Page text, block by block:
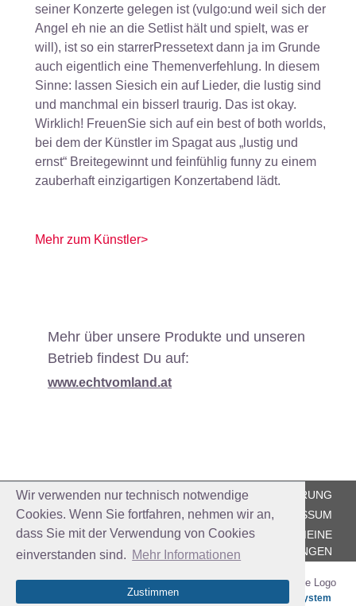
Wir verwenden nur technisch notwendige
Cookies. Wenn Sie fortfahren, nehmen wir an,
dass Sie mit der Verwendung von Cookies
einverstanden sind. Mehr Informationen
Zustimmen
seiner Konzerte gelegen ist (vulgo:und weil sich der
Angel eh nie an die Setlist hält und spielt, was er
will), ist so ein starrerPressetext dann ja im Grunde
auch eigentlich eine Themenverfehlung. In diesem
Sinne: lassen Siesich ein auf Lieder, die lustig sind
und manchmal ein bisserl traurig. Das ist okay.
Wirklich! FreuenSie sich auf ein best of both worlds,
bei dem der Künstler im Spagat aus „lustig und
ernst“ Breitegewinnt und feinfühlig funny zu einem
zauberhaft einzigartigen Konzertabend lädt.
Mehr zum Künstler>
Mehr über unsere Produkte und unseren
Betrieb findest Du auf:
www.echtvomland.at
DATENSCHUTZERKLÄRUNG
IMPRESSUM
ALLGEMEINE
GESCHÄFTSBEDINGUNGEN
Das einfache Ticketsystem